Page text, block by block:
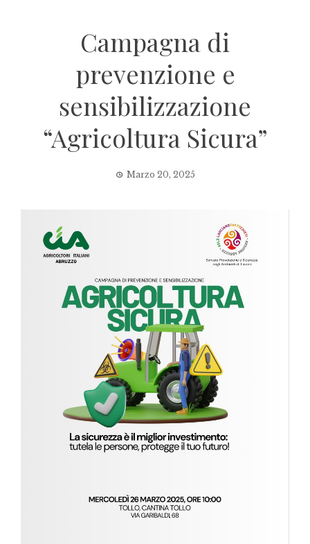
Campagna di
prevenzione e
sensibilizzazione
“Agricoltura Sicura”
Marzo 20, 2025